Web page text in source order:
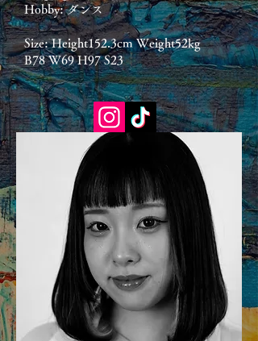
Hobby: ダンス
Size: Height152.3cm Weight52kg
​B78 W69 H97 S23